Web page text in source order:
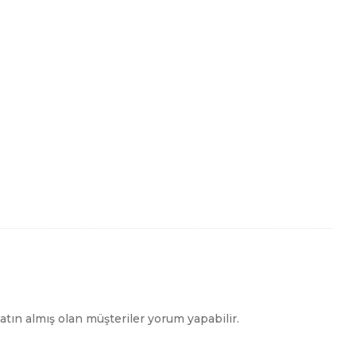
tarz oluşturmanıza yardımcı olur.
almış olan müşteriler yorum yapabilir.